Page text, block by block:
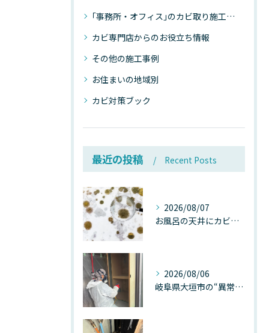
｢事務所・オフィス｣のカビ取り施工事例
カビ専門店からのお役立ち情報
その他の施工事例
お住まいの地域別
カビ対策ブック
最近の投稿 Recent Posts
2026/08/07
お風呂の天井にカビが生えたら要注意！2026年8月の猛暑・高湿度で急増する浴室カビの原因と正しい対策
2026/08/06
岐阜県大垣市の“異常に高い気温”が建物内部を腐らせる──深層カビが爆発的に増える本当の理由